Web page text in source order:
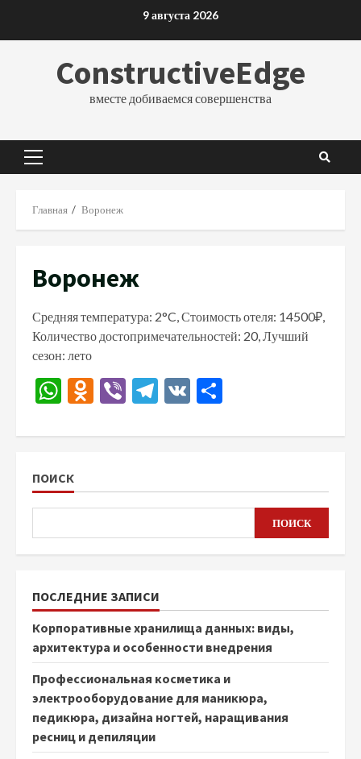
9 августа 2026
ConstructiveEdge
вместе добиваемся совершенства
Основное
Главная Воронеж
Воронеж
Средняя температура: 2°C, Стоимость отеля: 14500₽,
Количество достопримечательностей: 20, Лучший
сезон: лето
WhatsApp
Odnoklassniki
ViberTelegram
VK
ПОИСК
ПОИСК
ПОСЛЕДНИЕ ЗАПИСИ
Корпоративные хранилища данных: виды,
архитектура и особенности внедрения
Профессиональная косметика и
электрооборудование для маникюра,
педикюра, дизайна ногтей, наращивания
ресниц и депиляции